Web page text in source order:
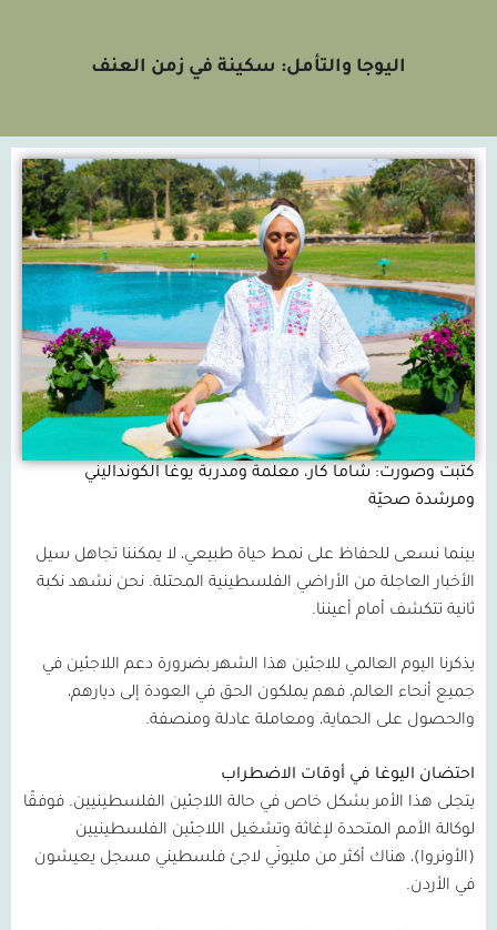
اليوجا والتأمل: سكينة في زمن العنف
كتبت وصورت: شاما كار، معلمة ومدربة يوغا الكونداليني
ومرشدة صحيّة
بينما نسعى للحفاظ على نمط حياة طبيعي، لا يمكننا تجاهل سيل
الأخبار العاجلة من الأراضي الفلسطينية المحتلة. نحن نشهد نكبة
ثانية تتكشف أمام أعيننا.
يذكرنا اليوم العالمي للاجئين هذا الشهر بضرورة دعم اللاجئين في
جميع أنحاء العالم، فهم يملكون الحق في العودة إلى ديارهم،
والحصول على الحماية، ومعاملة عادلة ومنصفة.
احتضان اليوغا في أوقات الاضطراب
يتجلى هذا الأمر بشكل خاص في حالة اللاجئين الفلسطينيين. فوفقًا
لوكالة الأمم المتحدة لإغاثة وتشغيل اللاجئين الفلسطينيين
(الأونروا)، هناك أكثر من مليونَي لاجئ فلسطيني مسجل يعيشون
في الأردن.